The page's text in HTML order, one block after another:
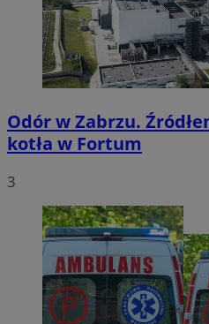
Odór w Zabrzu.
kotła w Fortum
3